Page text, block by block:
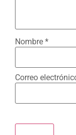
Nombre *
Correo